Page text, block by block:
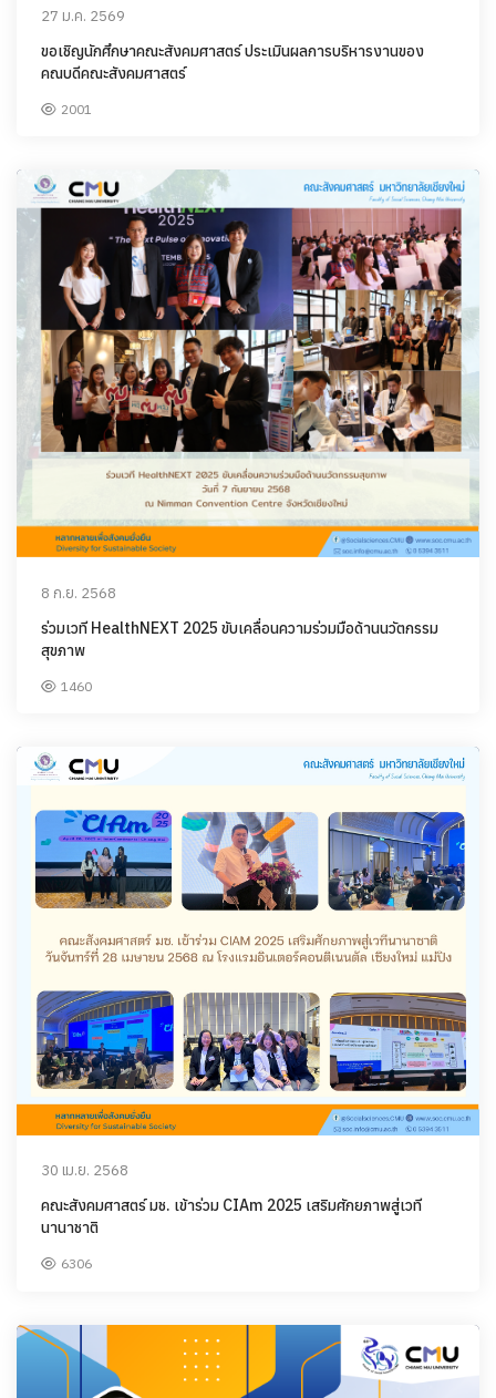
27 ม.ค. 2569
ขอเชิญนักศึกษาคณะสังคมศาสตร์ ประเมินผลการบริหารงานของ
คณบดีคณะสังคมศาสตร์
2001
8 ก.ย. 2568
ร่วมเวที HealthNEXT 2025 ขับเคลื่อนความร่วมมือด้านนวัตกรรม
สุขภาพ
1460
30 เม.ย. 2568
คณะสังคมศาสตร์ มช. เข้าร่วม CIAm 2025 เสริมศักยภาพสู่เวที
นานาชาติ
6306